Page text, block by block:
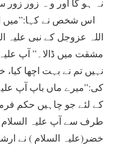
نہ ہو گا اور و ہ زور زور
اس شخص نے کہا:”ميں
اللہ عزوجل کے نبی علیہ
مشقت ميں ڈالا۔” آپ
نہيں تم نے بہت اچھا
کی:”ميرے ماں باپ آپ
کے لئے جو چاہيں حکم
طرف سے آپ علیہ
خضر(علیہ السلام ) نے